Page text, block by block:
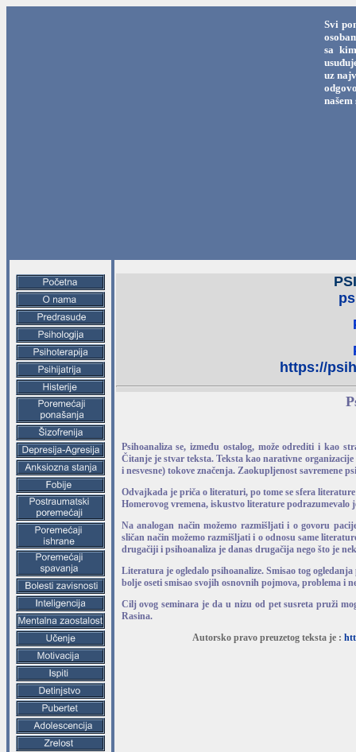
Svi
sa
uz
https://
Psihoanaliza se, između ostalog, može odrediti i kao
Čitanje je stvar teksta. Teksta kao narativne
i nesvesne) tokove značenja. Zaokupljenost savremene
Odvajkada je priča o literaturi, po tome se sfera
Homerovog vremena, iskustvo literature
Na analogan način možemo razmišljati i o govoru
sličan način možemo razmišljati i o odnosu same
drugačiji i psihoanaliza je danas drugačija nego što je
Literatura je ogledalo psihoanalize. Smisao tog
bolje oseti smisao svojih osnovnih pojmova, problema i
Cilj ovog seminara je da u nizu od pet susreta pruži
Rasina.
Autorsko pravo preuzetog teksta je :